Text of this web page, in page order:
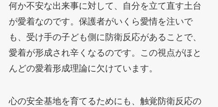
何か不安な出来事に対して、自分を立て直す土台
が愛着なのです。保護者がいくら愛情を注いで
も、受け手の子ども側に防衛反応があることで、
愛着が形成され辛くなるのです。この視点がほと
んどの愛着形成理論に欠けています。
心の安全基地を育てるためにも、触覚防衛反応の